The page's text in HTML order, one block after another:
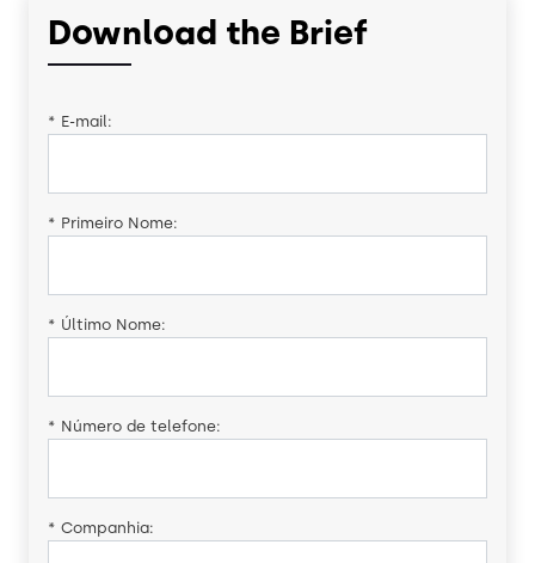
Download the Brief
* E-mail:
* Primeiro Nome:
* Último Nome:
* Número de telefone:
* Companhia: